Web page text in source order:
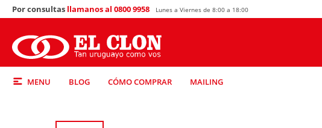
MENU BLOG CÓMO COMPRAR MAILING
Por consultas llamanos al 0800 9958 Lunes a Viernes de 8:00 a 18:00